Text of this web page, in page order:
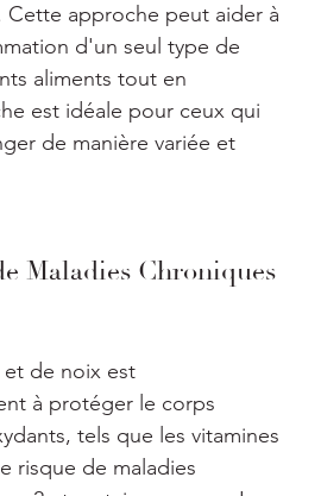
approche peut aider à
d'un seul type de
aliments tout en
est idéale pour ceux qui
de manière variée et
Maladies Chroniques
de noix est
à protéger le corps
tels que les vitamines
risque de maladies